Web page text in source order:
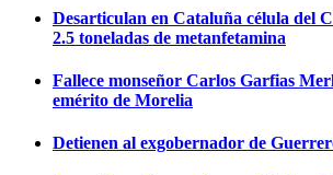
Desarticulan en Cataluña célula del
2.5 toneladas de metanfetamina
Fallece monseñor Carlos Garfias
emérito de Morelia
Detienen al exgobernador de